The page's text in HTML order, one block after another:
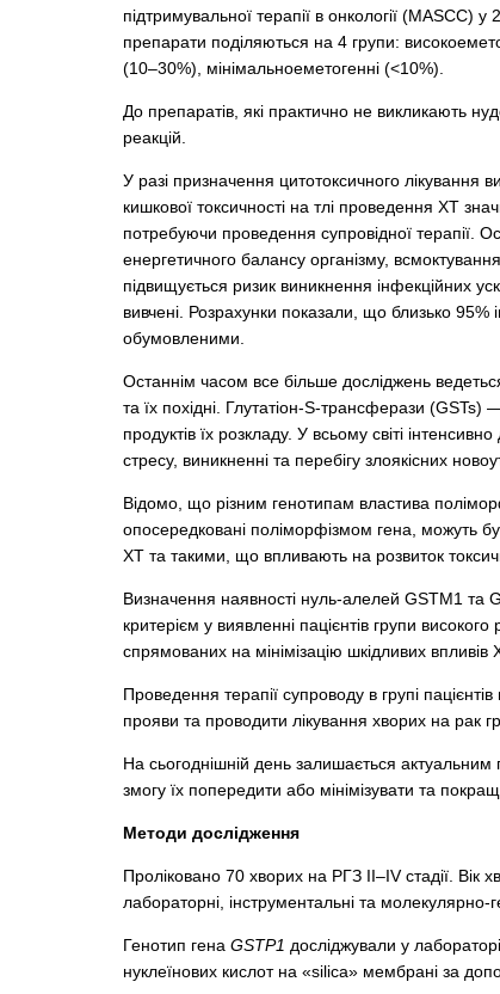
підтримувальної терапії в онкології (МАSCC)
препарати поділяються на 4 групи:
(10–30%), мінімальноеметогенні (<10%).
До препаратів, які практично не викликають
реакцій.
У разі призначення цитотоксичного
кишкової токсичності на тлі проведення ХТ
потребуючи проведення супровідної терапії.
енергетичного балансу організму,
підвищується ризик виникнення інфекційних
вивчені. Розрахунки показали, що близько 95%
обумовленими.
Останнім часом все більше досліджень
та їх похідні. Глутатіон-S-трансферази (GSTs)
продуктів їх розкладу. У всьому світі
стресу, виникненні та перебігу злоякісних
Відомо, що різним генотипам властива
опосередковані поліморфізмом гена, можуть
ХТ та такими, що впливають на розвиток
Визначення наявності нуль-алелей GSTM1 та
критерієм у виявленні пацієнтів групи
спрямованих на мінімізацію шкідливих впливів
Проведення терапії супроводу в групі
прояви та проводити лікування хворих на рак
На сьогоднішній день залишається
змогу їх попередити або мінімізувати та
Методи дослідження
Проліковано 70 хворих на РГЗ ІІ–ІV стадії.
лабораторні, інструментальні та
Генотип гена GSTP1 досліджували у
нуклеїнових кислот на «silica» мембрані за